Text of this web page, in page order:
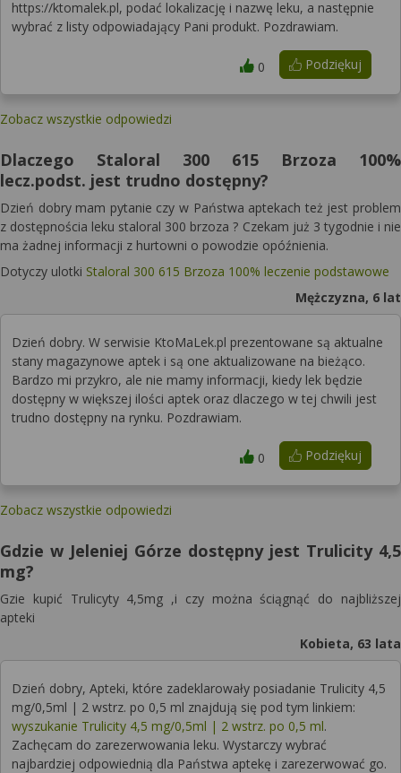
https://ktomalek.pl, podać lokalizację i nazwę leku, a następnie
wybrać z listy odpowiadający Pani produkt. Pozdrawiam.
Podziękuj
0
Zobacz wszystkie odpowiedzi
Dlaczego Staloral 300 615 Brzoza 100%
lecz.podst. jest trudno dostępny?
Dzień dobry mam pytanie czy w Państwa aptekach też jest problem
z dostępnościa leku staloral 300 brzoza ? Czekam już 3 tygodnie i nie
ma żadnej informacji z hurtowni o powodzie opóźnienia.
Dotyczy ulotki Staloral 300 615 Brzoza 100% leczenie podstawowe
Mężczyzna, 6 lat
Dzień dobry. W serwisie KtoMaLek.pl prezentowane są aktualne
stany magazynowe aptek i są one aktualizowane na bieżąco.
Bardzo mi przykro, ale nie mamy informacji, kiedy lek będzie
dostępny w większej ilości aptek oraz dlaczego w tej chwili jest
trudno dostępny na rynku. Pozdrawiam.
Podziękuj
0
Zobacz wszystkie odpowiedzi
Gdzie w Jeleniej Górze dostępny jest Trulicity 4,5
mg?
Gzie kupić Trulicyty 4,5mg ,i czy można ściągnąć do najbliższej
apteki
Kobieta, 63 lata
Dzień dobry, Apteki, które zadeklarowały posiadanie Trulicity 4,5
mg/0,5ml | 2 wstrz. po 0,5 ml znajdują się pod tym linkiem:
wyszukanie Trulicity 4,5 mg/0,5ml | 2 wstrz. po 0,5 ml.
Zachęcam do zarezerwowania leku. Wystarczy wybrać
najbardziej odpowiednią dla Państwa aptekę i zarezerwować go.